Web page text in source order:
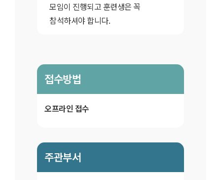
모임이 진행되고 훈련생은 꼭
참석하셔야 합니다.
접수방법
오프라인 접수
주관부서